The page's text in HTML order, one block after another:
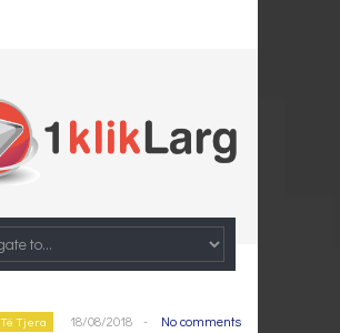
Të Tjera 18/08/2018 - No comments